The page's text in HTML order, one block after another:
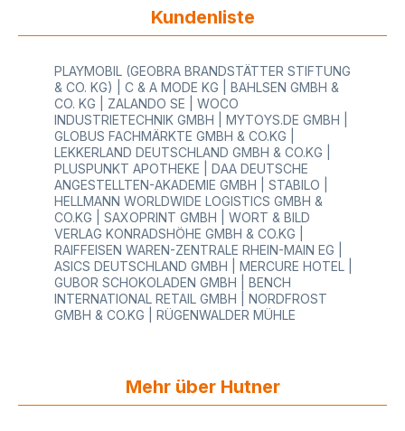
Kundenliste
PLAYMOBIL (GEOBRA BRANDSTÄTTER STIFTUNG
& CO. KG) | C & A MODE KG | BAHLSEN GMBH &
CO. KG | ZALANDO SE | WOCO
INDUSTRIETECHNIK GMBH | MYTOYS.DE GMBH |
GLOBUS FACHMÄRKTE GMBH & CO.KG |
LEKKERLAND DEUTSCHLAND GMBH & CO.KG |
PLUSPUNKT APOTHEKE | DAA DEUTSCHE
ANGESTELLTEN-AKADEMIE GMBH | STABILO |
HELLMANN WORLDWIDE LOGISTICS GMBH &
CO.KG | SAXOPRINT GMBH | WORT & BILD
VERLAG KONRADSHÖHE GMBH & CO.KG |
RAIFFEISEN WAREN-ZENTRALE RHEIN-MAIN EG |
ASICS DEUTSCHLAND GMBH | MERCURE HOTEL |
GUBOR SCHOKOLADEN GMBH | BENCH
INTERNATIONAL RETAIL GMBH | NORDFROST
GMBH & CO.KG | RÜGENWALDER MÜHLE
Mehr über Hutner